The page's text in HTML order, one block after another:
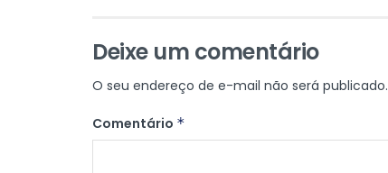
Deixe um comentário
O seu endereço de e-mail não será publicado.
Comentário *